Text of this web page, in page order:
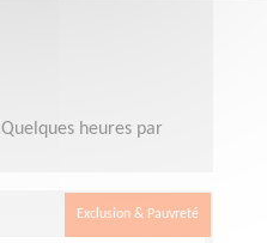
Quelques heures par
Exclusion & Pauvreté